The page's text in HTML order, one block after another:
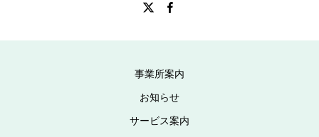
事業所案内
お知らせ
サービス案内